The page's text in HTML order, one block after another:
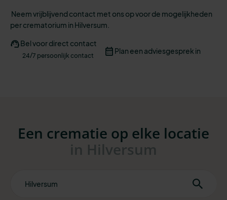
Neem vrijblijvend contact met ons op voor de mogelijkheden
per crematorium in Hilversum.
Bel voor direct contact
24/7 persoonlijk contact Plan een adviesgesprek in
Een crematie op elke locatie
in Hilversum